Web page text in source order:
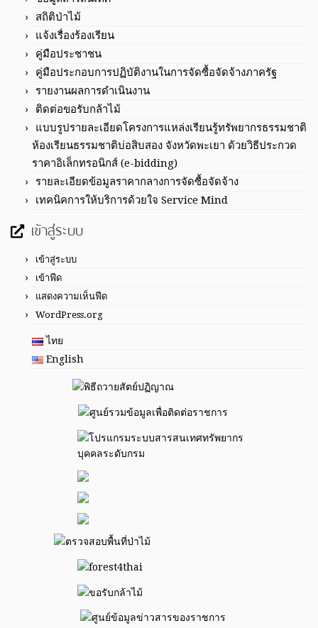
สถิติป่าไม้
แจ้งเรื่องร้องเรียน
คู่มือประชาชน
คู่มือประกอบการปฏิบัติงานในการจัดซื้อจัดจ้างภาครัฐ
รายงานผลการดำเนินงาน
ติดต่อขอรับกล้าไม้
แบบรูปรายละเอียดโครงการแหล่งเรียนรู้ทรัพยากรธรรมชาติ
ห้องเรียนธรรมชาติบ่อสิบสอง จังหวัดพะเยา ด้วยวิธีประกวด
ราคาอิเล็กทรอนิกส์ (e-bidding)
รายละเอียดข้อมูลราคากลางการจัดซื้อจัดจ้าง
เทคนิคการให้บริการด้วยใจ Service Mind
เข้าสู่ระบบ
เข้าสู่ระบบ
เข้าฟีด
แสดงความเห็นฟีด
WordPress.org
ไทย
English